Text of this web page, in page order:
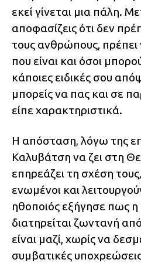
εκεί γίνεται μια πάλη.
αποφασίζεις ότι δεν
τους ανθρώπους, πρέπει
που είναι και όσοι
κάποιες ειδικές σου
μπορείς να πας και σε
είπε χαρακτηριστικά.
Η απόσταση, λόγω της
Καλυβάτση να ζει στη
επηρεάζει τη σχέση
ενωμένοι και
ηθοποιός εξήγησε πως
διατηρείται ζωντανή
είναι μαζί, χωρίς να
συμβατικές